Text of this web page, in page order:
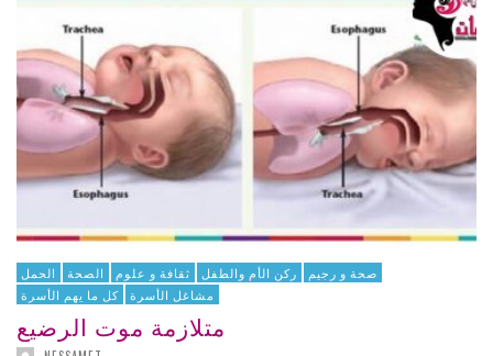
الحمل الصحة ثقافة و علوم ركن الأم والطفل
صحة و رجيم
كل ما يهم الأسرة
مشاغل الأسرة
متلازمة موت الرضيع